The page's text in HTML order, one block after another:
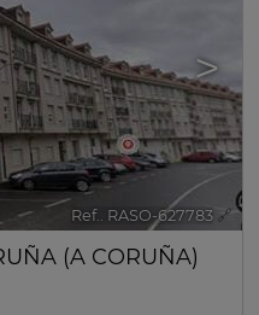
>
Ref.. RASO-627783 🔗
(A CORUÑA)